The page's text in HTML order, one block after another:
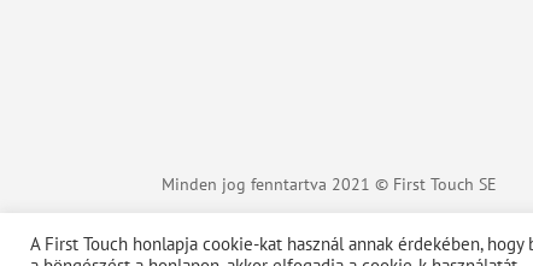
Minden jog fenntartva 2021 © First Touch SE
A First Touch honlapja cookie-kat használ annak érdekében,